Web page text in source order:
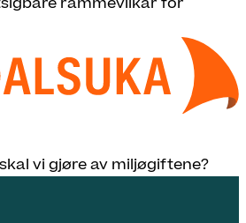
vi gjøre av miljøgiftene?